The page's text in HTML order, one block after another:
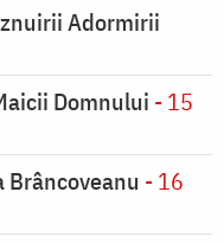
Adormirii
Domnului - 15
Brâncoveanu - 16